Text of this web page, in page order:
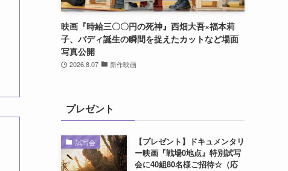
映画『時給三〇〇円の死神』西畑大吾×福本莉
子、バディ誕生の瞬間を捉えたカットなど場面
写真公開
2026.8.07 新作映画
プレゼント
試写会
【プレゼント】ドキュメンタリ
ー映画『戦場0地点』特別試写
会に40組80名様ご招待☆（応